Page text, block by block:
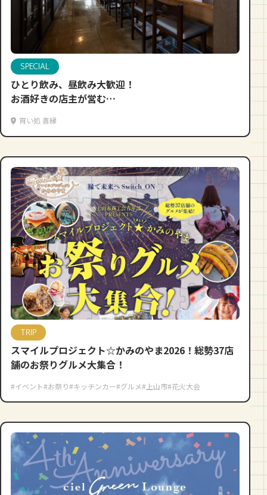
SPECIAL
ひとり飲み、昼飲み大歓迎！
お酒好きの店主が営む
宵い処 喜縁
TRIP
スマイルプロジェクト☆かみのやま2026！総勢37店
舗のお祭りグルメ大集合！
#イベント#お祭り#キッチンカー#グルメ#上山市#花火大会